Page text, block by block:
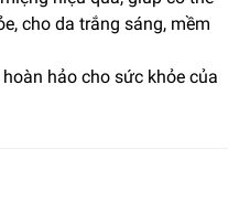
cho da trắng sáng, mềm
hảo cho sức khỏe của